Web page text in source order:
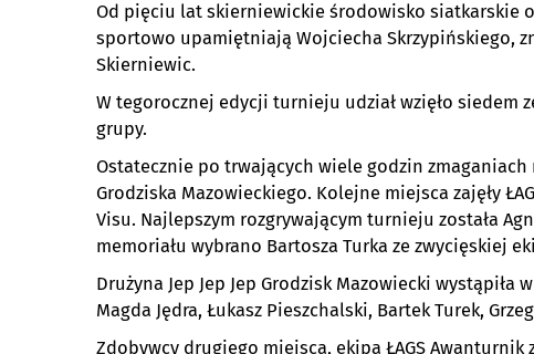
Od pięciu lat skierniewickie środowisko siatkarskie
sportowo upamiętniają Wojciecha Skrzypińskiego,
Skierniewic.
W tegorocznej edycji turnieju udział wzięło siedem
grupy.
Ostatecznie po trwających wiele godzin zmaganiach
Grodziska Mazowieckiego. Kolejne miejsca zajęły
Visu. Najlepszym rozgrywającym turnieju została
memoriału wybrano Bartosza Turka ze zwycięskiej
Drużyna Jep Jep Jep Grodzisk Mazowiecki wystąpiła
Magda Jędra, Łukasz Pieszchalski, Bartek Turek,
Zdobywcy drugiego miejsca, ekipa ŁAGS Awanturnik